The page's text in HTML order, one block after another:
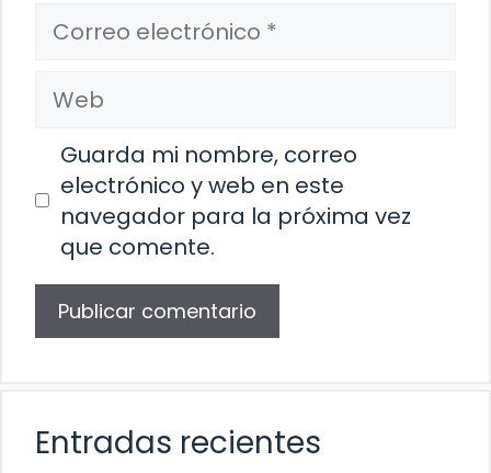
Correo
electrónico
Web
Guarda mi nombre, correo
electrónico y web en este
navegador para la próxima vez
que comente.
Entradas recientes